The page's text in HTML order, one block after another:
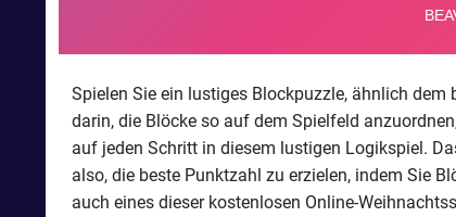
Spielen Sie ein lustiges Blockpuzzle, ähnlich
darin, die Blöcke so auf dem Spielfeld
auf jeden Schritt in diesem lustigen Logikspiel.
also, die beste Punktzahl zu erzielen, indem Sie
auch eines dieser kostenlosen Online-